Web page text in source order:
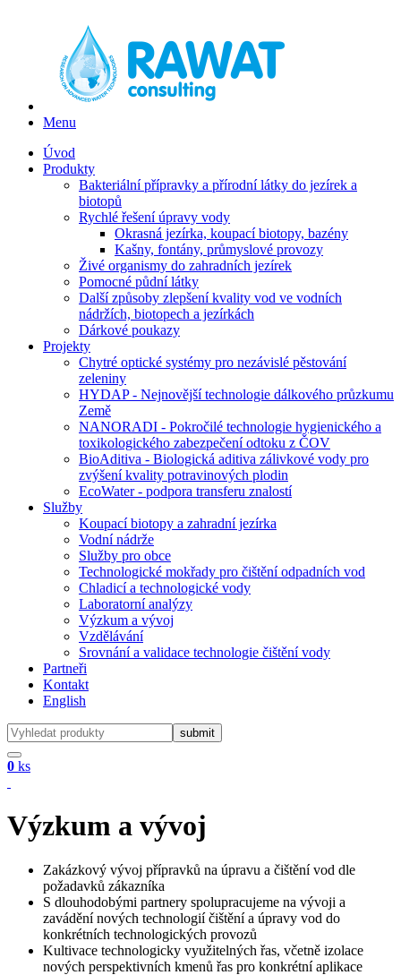
Menu
Úvod
Produkty
Bakteriální přípravky a přírodní látky do jezírek a
biotopů
Rychlé řešení úpravy vody
Okrasná jezírka, koupací biotopy, bazény
Kašny, fontány, průmyslové provozy
Živé organismy do zahradních jezírek
Pomocné půdní látky
Další způsoby zlepšení kvality vod ve vodních
nádržích, biotopech a jezírkách
Dárkové poukazy
Projekty
Chytré optické systémy pro nezávislé pěstování
zeleniny
HYDAP - Nejnovější technologie dálkového průzkumu
Země
NANORADI - Pokročilé technologie hygienického a
toxikologického zabezpečení odtoku z ČOV
BioAditiva - Biologická aditiva zálivkové vody pro
zvýšení kvality potravinových plodin
EcoWater - podpora transferu znalostí
Služby
Koupací biotopy a zahradní jezírka
Vodní nádrže
Služby pro obce
Technologické mokřady pro čištění odpadních vod
Chladicí a technologické vody
Laboratorní analýzy
Výzkum a vývoj
Vzdělávání
Srovnání a validace technologie čištění vody
Partneři
Kontakt
English
0 ks
Výzkum a vývoj
Zakázkový vývoj přípravků na úpravu a čištění vod dle
požadavků zákazníka
S dlouhodobými partnery spolupracujeme na vývoji a
zavádění nových technologií čištění a úpravy vod do
konkrétních technologických provozů
Kultivace technologicky využitelných řas, včetně izolace
nových perspektivních kmenů řas pro konkrétní aplikace